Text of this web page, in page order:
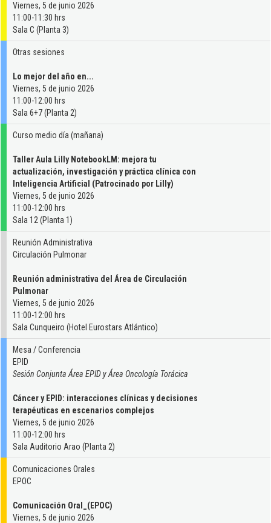
Viernes, 5 de junio 2026
11:00-11:30 hrs
Sala C (Planta 3)
Otras sesiones
Lo mejor del año en...
Viernes, 5 de junio 2026
11:00-12:00 hrs
Sala 6+7 (Planta 2)
Curso medio día (mañana)
Taller Aula Lilly NotebookLM: mejora tu
actualización, investigación y práctica clínica con
Inteligencia Artificial (Patrocinado por Lilly)
Viernes, 5 de junio 2026
11:00-12:00 hrs
Sala 12 (Planta 1)
Reunión Administrativa
Circulación Pulmonar
Reunión administrativa del Área de Circulación
Pulmonar
Viernes, 5 de junio 2026
11:00-12:00 hrs
Sala Cunqueiro (Hotel Eurostars Atlántico)
Mesa / Conferencia
EPID
Sesión Conjunta Área EPID y Área Oncología Torácica
Cáncer y EPID: interacciones clínicas y decisiones
terapéuticas en escenarios complejos
Viernes, 5 de junio 2026
11:00-12:00 hrs
Sala Auditorio Arao (Planta 2)
Comunicaciones Orales
EPOC
Comunicación Oral_(EPOC)
Viernes, 5 de junio 2026